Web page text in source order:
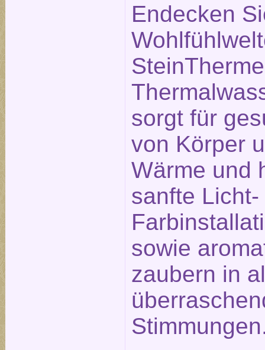
Endecken
sorgt für
von Körper
Wärme und
sanfte Licht-
sowie
zaubern in